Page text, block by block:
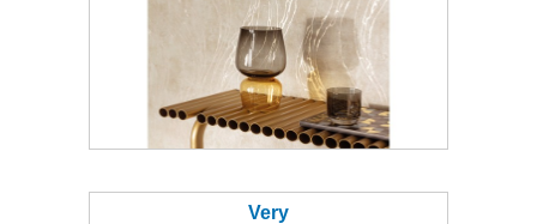
Very